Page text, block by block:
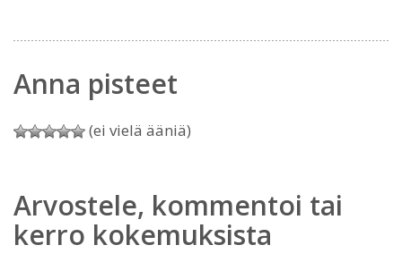
Anna pisteet
(ei vielä ääniä)
Arvostele, kommentoi tai
kerro kokemuksista